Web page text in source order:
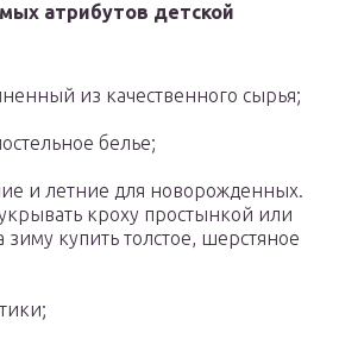
атрибутов детской
из качественного сырья;
белье;
и летние для новорожденных.
кроху простынкой или
зиму купить толстое, шерстяное